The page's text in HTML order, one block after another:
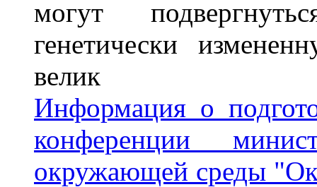
могут
генетически
велик
Информация о
конференции
окружающей среды